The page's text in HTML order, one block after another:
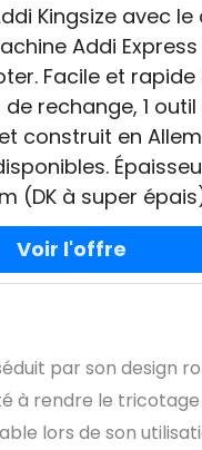
Kingsize avec
Addi
Facile et
rechange, 1
construit en
(DK à super
par son design
à rendre le
lors de son